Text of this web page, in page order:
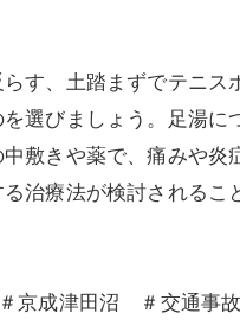
す、土踏まずでテニス
選びましょう。足湯
敷きや薬で、痛みや
治療法が検討されるこ
成津田沼 ＃交通事